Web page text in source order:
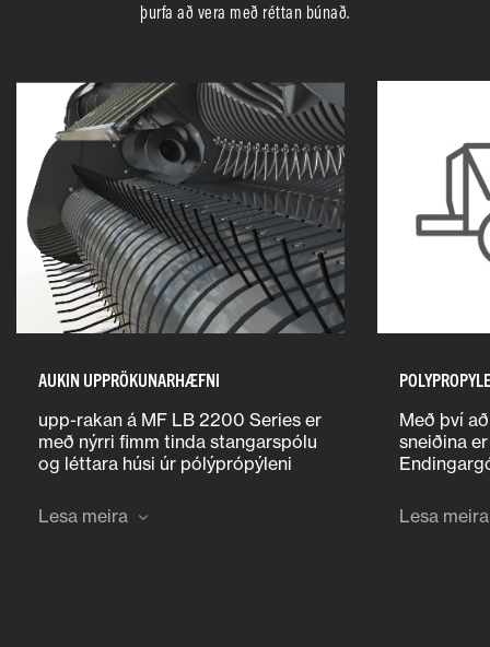
þurfa að vera með réttan búnað.
AUKIN UPPRÖKUNARHÆFNI
upp-rakan á MF LB 2200 Series er
með nýrri fimm tinda stangarspólu
og léttara húsi úr pólýprópýleni
Þessi nýja hönnun gerir kleift að
auka hraða, afköst og mýkja
Lesa meira
Með því
sneiðina
frekar,
útksipti
Lesa meira